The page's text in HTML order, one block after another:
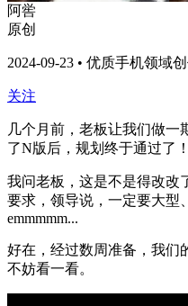
阿喾
原创
2024-09-23 • 优质手机领域
关注
几个月前，老板让我们做一
了N版后，规划终于通过了
我问老板，这是不是得改改
要求，领导说，一定要大型
emmmmm...
好在，经过数周准备，我们
不妨看一看。